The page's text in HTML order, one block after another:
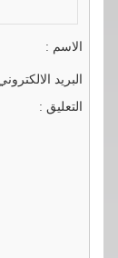
الاسم :
البريد
التعليق :